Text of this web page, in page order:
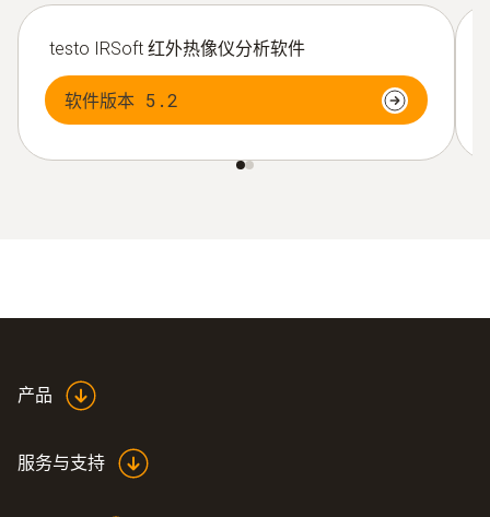
testo IRSoft 红外热像仪分析软件
软件版本 5.2
产品
服务与支持